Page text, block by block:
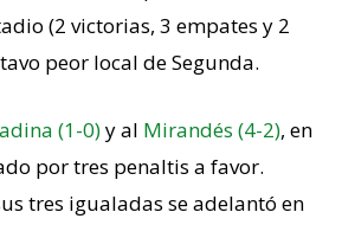
(2 victorias, 3 empates y 2
peor local de Segunda.
(1-0)y al Mirandés (4-2), en
por tres penaltis a favor.
tres igualadas se adelantó en